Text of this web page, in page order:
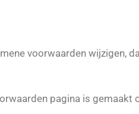
voorwaarden wijzigen,
pagina is gemaakt